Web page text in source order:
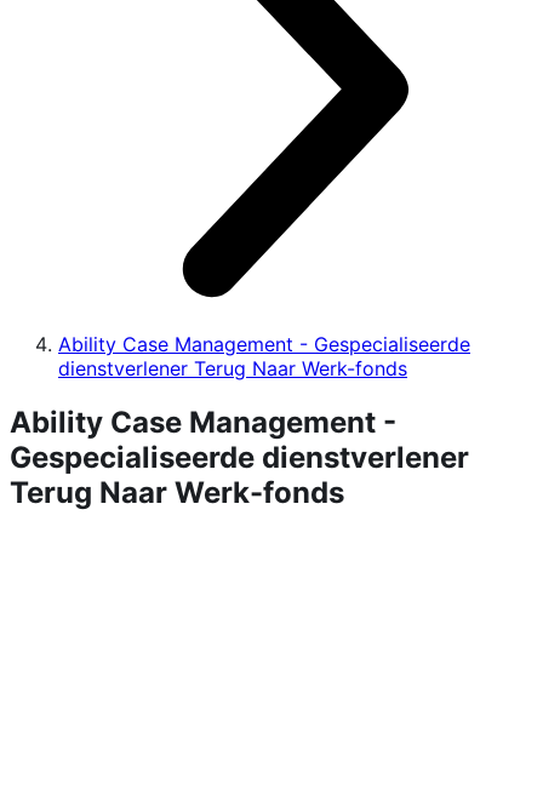
Ability Case Management - Gespecialiseerde
dienstverlener Terug Naar Werk-fonds
Ability Case Management -
Gespecialiseerde dienstverlener
Terug Naar Werk-fonds